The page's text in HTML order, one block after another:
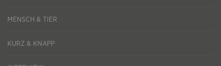
MENSCH & TIER
KURZ & KNAPP